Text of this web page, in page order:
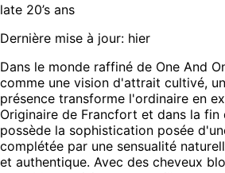
late 20’s ans
Dernière mise à jour: hier
Dans le monde raffiné de One And
comme une vision d'attrait cultivé,
présence transforme l'ordinaire en
Originaire de Francfort et dans la fin
possède la sophistication posée
complétée par une sensualité
et authentique. Avec des cheveux